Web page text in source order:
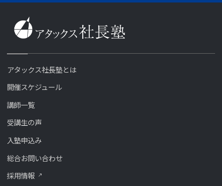
アタックス社長塾とは
開催スケジュール
講師一覧
受講生の声
入塾申込み
総合お問い合わせ
採用情報